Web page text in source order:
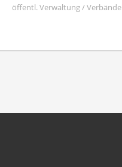
öffentl. Verwaltung / Verbände